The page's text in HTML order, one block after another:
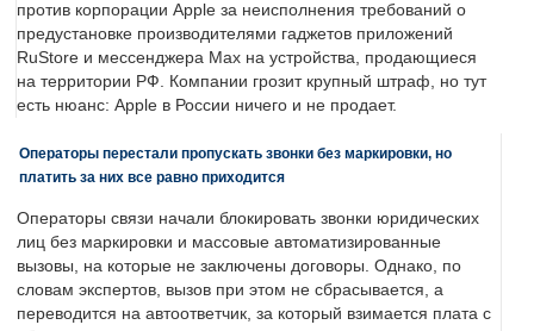
против корпорации Apple за неисполнения требований о
предустановке производителями гаджетов приложений
RuStore и мессенджера Max на устройства, продающиеся
на территории РФ. Компании грозит крупный штраф, но тут
есть нюанс: Apple в России ничего и не продает.
Операторы перестали пропускать звонки без маркировки, но
платить за них все равно приходится
Операторы связи начали блокировать звонки юридических
лиц без маркировки и массовые автоматизированные
вызовы, на которые не заключены договоры. Однако, по
словам экспертов, вызов при этом не сбрасывается, а
переводится на автоответчик, за который взимается плата с